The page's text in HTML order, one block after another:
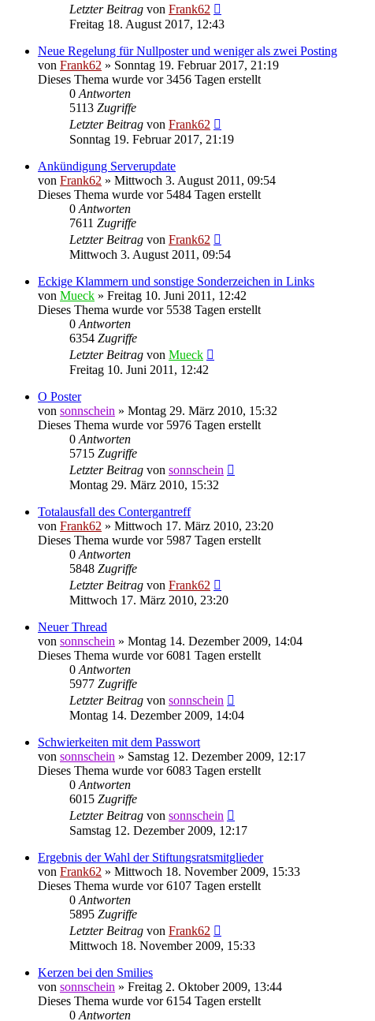
Letzter Beitrag von Frank62
Freitag 18. August 2017, 12:43
Neue Regelung für Nullposter und weniger als zwei Posting
von Frank62 » Sonntag 19. Februar 2017, 21:19
Dieses Thema wurde vor 3456 Tagen erstellt
0 Antworten
5113 Zugriffe
Letzter Beitrag von Frank62
Sonntag 19. Februar 2017, 21:19
Ankündigung Serverupdate
von Frank62 » Mittwoch 3. August 2011, 09:54
Dieses Thema wurde vor 5484 Tagen erstellt
0 Antworten
7611 Zugriffe
Letzter Beitrag von Frank62
Mittwoch 3. August 2011, 09:54
Eckige Klammern und sonstige Sonderzeichen in Links
von Mueck » Freitag 10. Juni 2011, 12:42
Dieses Thema wurde vor 5538 Tagen erstellt
0 Antworten
6354 Zugriffe
Letzter Beitrag von Mueck
Freitag 10. Juni 2011, 12:42
O Poster
von sonnschein » Montag 29. März 2010, 15:32
Dieses Thema wurde vor 5976 Tagen erstellt
0 Antworten
5715 Zugriffe
Letzter Beitrag von sonnschein
Montag 29. März 2010, 15:32
Totalausfall des Contergantreff
von Frank62 » Mittwoch 17. März 2010, 23:20
Dieses Thema wurde vor 5987 Tagen erstellt
0 Antworten
5848 Zugriffe
Letzter Beitrag von Frank62
Mittwoch 17. März 2010, 23:20
Neuer Thread
von sonnschein » Montag 14. Dezember 2009, 14:04
Dieses Thema wurde vor 6081 Tagen erstellt
0 Antworten
5977 Zugriffe
Letzter Beitrag von sonnschein
Montag 14. Dezember 2009, 14:04
Schwierkeiten mit dem Passwort
von sonnschein » Samstag 12. Dezember 2009, 12:17
Dieses Thema wurde vor 6083 Tagen erstellt
0 Antworten
6015 Zugriffe
Letzter Beitrag von sonnschein
Samstag 12. Dezember 2009, 12:17
Ergebnis der Wahl der Stiftungsratsmitglieder
von Frank62 » Mittwoch 18. November 2009, 15:33
Dieses Thema wurde vor 6107 Tagen erstellt
0 Antworten
5895 Zugriffe
Letzter Beitrag von Frank62
Mittwoch 18. November 2009, 15:33
Kerzen bei den Smilies
von sonnschein » Freitag 2. Oktober 2009, 13:44
Dieses Thema wurde vor 6154 Tagen erstellt
0 Antworten